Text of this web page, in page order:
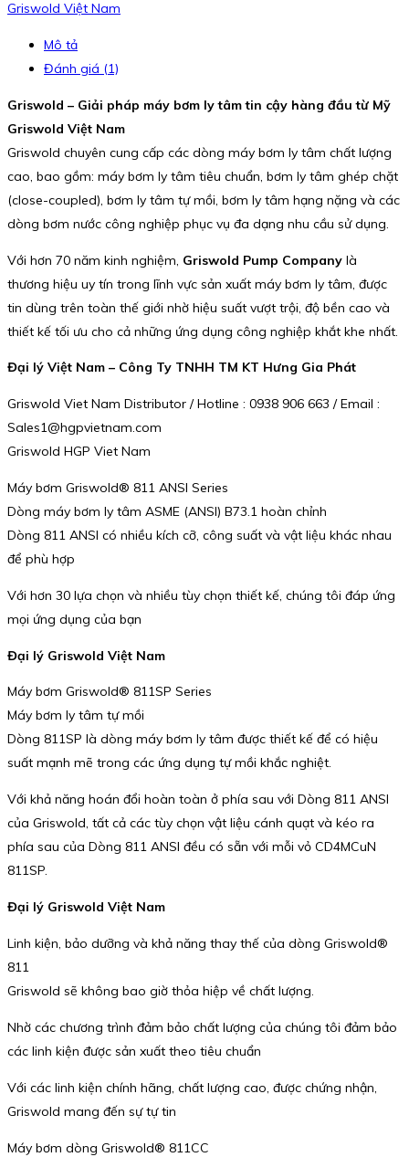
Griswold Việt Nam
Mô tả
Đánh giá (1)
Griswold – Giải pháp máy bơm ly tâm tin cậy hàng đầu từ Mỹ
Griswold Việt Nam
Griswold chuyên cung cấp các dòng máy bơm ly tâm chất lượng
cao, bao gồm: máy bơm ly tâm tiêu chuẩn, bơm ly tâm ghép chặt
(close-coupled), bơm ly tâm tự mồi, bơm ly tâm hạng nặng và các
dòng bơm nước công nghiệp phục vụ đa dạng nhu cầu sử dụng.
Với hơn 70 năm kinh nghiệm, Griswold Pump Company là
thương hiệu uy tín trong lĩnh vực sản xuất máy bơm ly tâm, được
tin dùng trên toàn thế giới nhờ hiệu suất vượt trội, độ bền cao và
thiết kế tối ưu cho cả những ứng dụng công nghiệp khắt khe nhất.
Đại lý Việt Nam – Công Ty TNHH TM KT Hưng Gia Phát
Griswold Viet Nam Distributor / Hotline : 0938 906 663 / Email :
Sales1@hgpvietnam.com
Griswold HGP Viet Nam
Máy bơm Griswold® 811 ANSI Series
Dòng máy bơm ly tâm ASME (ANSI) B73.1 hoàn chỉnh
Dòng 811 ANSI có nhiều kích cỡ, công suất và vật liệu khác nhau
để phù hợp
Với hơn 30 lựa chọn và nhiều tùy chọn thiết kế, chúng tôi đáp ứng
mọi ứng dụng của bạn
Đại lý Griswold Việt Nam
Máy bơm Griswold® 811SP Series
Máy bơm ly tâm tự mồi
Dòng 811SP là dòng máy bơm ly tâm được thiết kế để có hiệu
suất mạnh mẽ trong các ứng dụng tự mồi khắc nghiệt.
Với khả năng hoán đổi hoàn toàn ở phía sau với Dòng 811 ANSI
của Griswold, tất cả các tùy chọn vật liệu cánh quạt và kéo ra
phía sau của Dòng 811 ANSI đều có sẵn với mỗi vỏ CD4MCuN
811SP.
Đại lý Griswold Việt Nam
Linh kiện, bảo dưỡng và khả năng thay thế của dòng Griswold®
811
Griswold sẽ không bao giờ thỏa hiệp về chất lượng.
Nhờ các chương trình đảm bảo chất lượng của chúng tôi đảm bảo
các linh kiện được sản xuất theo tiêu chuẩn
Với các linh kiện chính hãng, chất lượng cao, được chứng nhận,
Griswold mang đến sự tự tin
Máy bơm dòng Griswold® 811CC